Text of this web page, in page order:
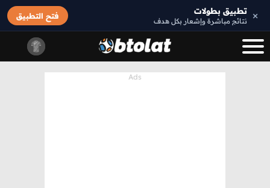
× تطبيق بطولات
نتائج مباشرة وإشعار بكل هدف
فتح التطبيق